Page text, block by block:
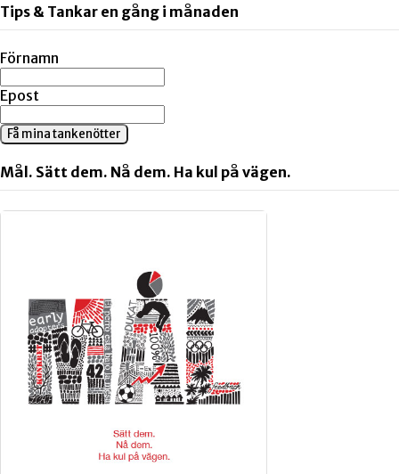
Tips & Tankar en gång i månaden
Förnamn
Epost
Få mina tankenötter
Mål. Sätt dem. Nå dem. Ha kul på vägen.